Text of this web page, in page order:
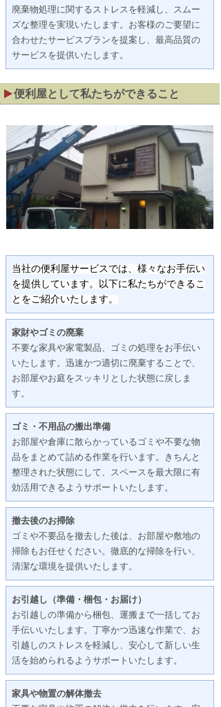
廃棄物処理に関するストレスを軽減し、スムー
ズな整理を実現いたします。お客様のご要望に
合わせたサービスプランを提案し、最高品質の
サービスを提供いたします。
便利屋として私たちができること
当社の便利屋サービスでは、様々なお手伝い
を提供しています。以下に私たちができるこ
とをご紹介いたします。
家財やゴミの廃棄
不要な家具や家電製品、ゴミの処理をお手伝い
いたします。迅速かつ適切に廃棄することで、
お部屋やお庭をスッキリとした状態に戻しま
す。
ゴミ・不用品の搬出準備
お部屋や倉庫に散らかっているゴミや不要な物
品をまとめて詰める作業を行います。きちんと
整理された状態にして、スペースを最大限に有
効活用できるようサポートいたします。
撤去後のお掃除
ゴミや不要品を撤去した後は、お部屋や敷地の
掃除もお任せください。徹底的な掃除を行い、
清潔な環境を提供いたします。
お引越し（準備・梱包・お届け）
お引越しの準備から梱包、運搬まで一括してお
手伝いいたします。丁寧かつ迅速な作業で、お
引越しのストレスを軽減し、安心して新しい生
活を始められるようサポートいたします。
家具や物置の解体撤去